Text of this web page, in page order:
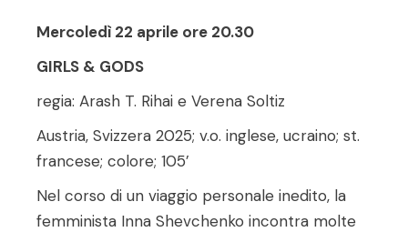
Mercoledì 22 aprile ore 20.30
GIRLS & GODS
regia: Arash T. Rihai e Verena Soltiz
Austria, Svizzera 2025; v.o. inglese, ucraino; st.
francese; colore; 105’
Nel corso di un viaggio personale inedito, la
femminista Inna Shevchenko incontra molte